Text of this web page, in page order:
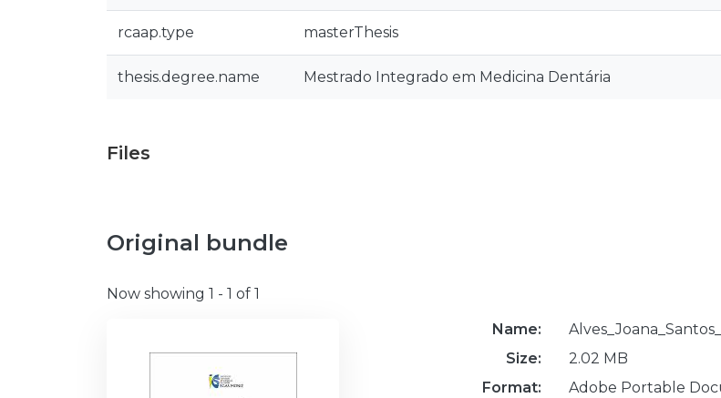
rcaap.type masterThesis
thesis.degree.name Mestrado Integrado em Medicina Dentária
Files
Original bundle
Now showing 1 - 1 of 1
Name:
Size:
2.02 MB
Format:
Adobe Portable